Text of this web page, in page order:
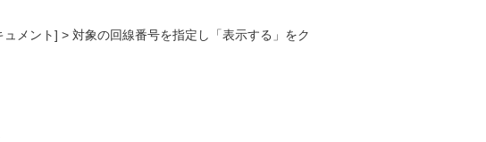
メント] > 対象の回線番号を指定し「表示する」をク